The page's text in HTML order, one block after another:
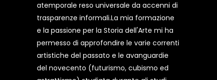
atemporale reso universale da accenni di
trasparenze informali.La mia formazione
e la passione per la Storia dell'Arte mi ha
permesso di approfondire le varie correnti
artistiche del passato e le avanguardie
del novecento (futurismo, cubismo ed